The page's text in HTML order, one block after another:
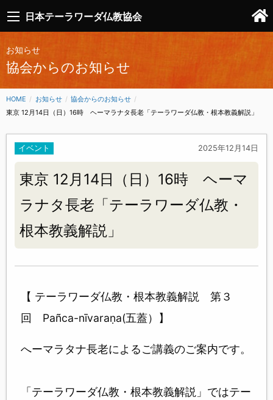
日本テーラワーダ仏教協会
お知らせ
協会からのお知らせ
HOME お知らせ
協会からのお知らせ
CURRENT:
東京 12月14日（日）16時 ヘーマラナタ長老「テーラワーダ仏教・根本教義解説」
イベント 2025年12月14日
東京 12月14日（日）16時 ヘーマ
ラナタ長老「テーラワーダ仏教・
根本教義解説」
【 テーラワーダ仏教・根本教義解説 第３
回 Pañca-nīvaraṇa(五蓋）】
へーマラタナ長老によるご講義のご案内です。
「テーラワーダ仏教・根本教義解説」ではテー